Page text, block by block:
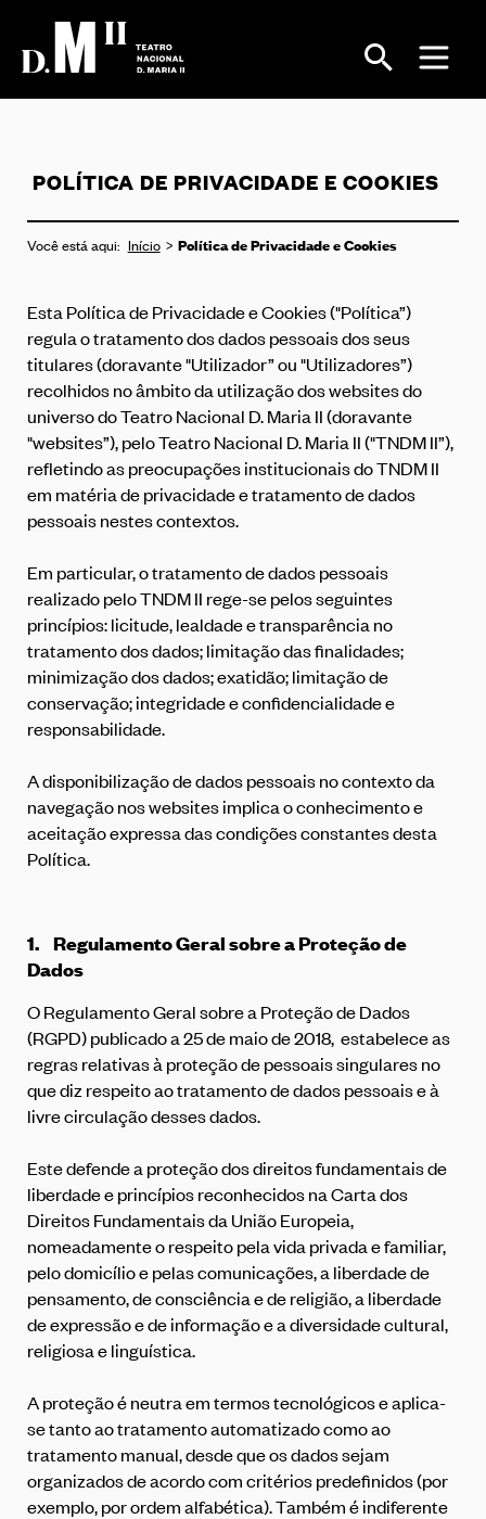
POLÍTICA DE PRIVACIDADE E COOKIES
Você está aqui: Início Política de Privacidade e Cookies
Esta Política de Privacidade e Cookies ("Política”)
regula o tratamento dos dados pessoais dos seus
titulares (doravante "Utilizador” ou "Utilizadores”)
recolhidos no âmbito da utilização dos websites do
universo do Teatro Nacional D. Maria II (doravante
"websites”), pelo Teatro Nacional D. Maria II ("TNDM II”),
refletindo as preocupações institucionais do TNDM II
em matéria de privacidade e tratamento de dados
pessoais nestes contextos.
Em particular, o tratamento de dados pessoais
realizado pelo TNDM II rege-se pelos seguintes
princípios: licitude, lealdade e transparência no
tratamento dos dados; limitação das finalidades;
minimização dos dados; exatidão; limitação de
conservação; integridade e confidencialidade e
responsabilidade.
A disponibilização de dados pessoais no contexto da
navegação nos websites implica o conhecimento e
aceitação expressa das condições constantes desta
Política.
1. Regulamento Geral sobre a Proteção de
Dados
ORegulamento Geral sobre a Proteção de Dados
(RGPD)publicado a 25 de maio de 2018, estabelece as
regras relativas à proteção de pessoais singulares no
que diz respeito ao tratamento de dados pessoais e à
livre circulação desses dados.
Este defende a proteção dos direitos fundamentais de
liberdade e princípios reconhecidos na Carta dos
Direitos Fundamentais da União Europeia,
nomeadamente o respeito pela vida privada e familiar,
pelo domicílio e pelas comunicações, a liberdade de
pensamento, de consciência e de religião, a liberdade
de expressão e de informação e a diversidade cultural,
religiosa e linguística.
A proteção é neutra em termos tecnológicos e aplica-
se tanto ao tratamento automatizado como ao
tratamento manual, desde que os dados sejam
organizados de acordo com critérios predefinidos (por
exemplo, por ordem alfabética). Também é indiferente